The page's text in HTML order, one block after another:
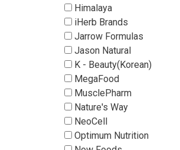
Himalaya
iHerb Brands
Jarrow Formulas
Jason Natural
K - Beauty(Korean)
MegaFood
MusclePharm
Nature's Way
NeoCell
Optimum Nutrition